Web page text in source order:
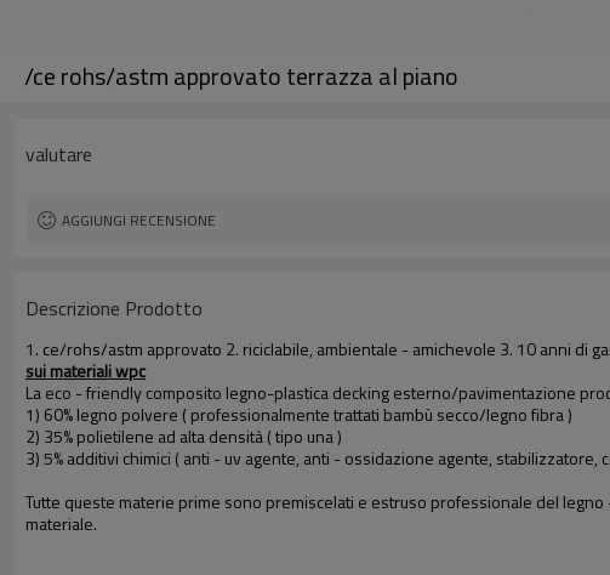
/ce rohs/astm approvato terrazza al piano
valutare
AGGIUNGI RECENSIONE
Descrizione Prodotto
1. ce/rohs/astm approvato 2. riciclabile, ambientale - amichevole 3. 10 anni di
sui materiali wpc
La eco - friendly composito legno-plastica decking esterno/pavimentazione
1) 60% legno polvere ( professionalmente trattati bambù secco/legno fibra )
2) 35% polietilene ad alta densità ( tipo una )
3) 5% additivi chimici ( anti - uv agente, anti - ossidazione agente,
Tutte queste materie prime sono premiscelati e estruso professionale del
materiale.